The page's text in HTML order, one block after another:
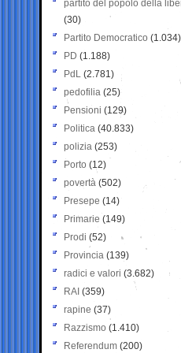
partito del popolo della
(30)
Partito Democratico (1.034)
PD (1.188)
PdL (2.781)
pedofilia (25)
Pensioni (129)
Politica (40.833)
polizia (253)
Porto (12)
povertà (502)
Presepe (14)
Primarie (149)
Prodi (52)
Provincia (139)
radici e valori (3.682)
RAI (359)
rapine (37)
Razzismo (1.410)
Referendum (200)